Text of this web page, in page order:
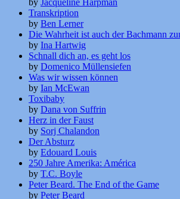
by Jacqueline Harpman
Transkription
by Ben Lerner
Die Wahrheit ist auch der Bachmann
by Ina Hartwig
Schnall dich an, es geht los
by Domenico Müllensiefen
Was wir wissen können
by Ian McEwan
Toxibaby
by Dana von Suffrin
Herz in der Faust
by Sorj Chalandon
Der Absturz
by Edouard Louis
250 Jahre Amerika: América
by T.C. Boyle
Peter Beard. The End of the Game
by Peter Beard